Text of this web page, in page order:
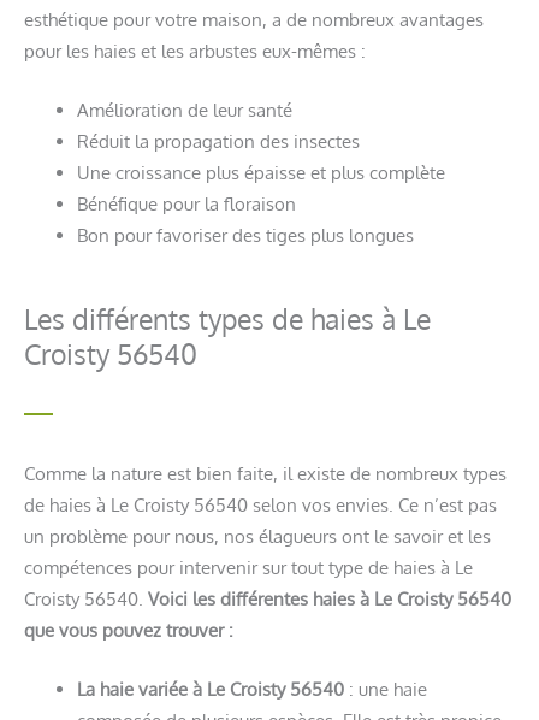
esthétique pour votre maison, a de nombreux avantages
pour les haies et les arbustes eux-mêmes :
Amélioration de leur santé
Réduit la propagation des insectes
Une croissance plus épaisse et plus complète
Bénéfique pour la floraison
Bon pour favoriser des tiges plus longues
Les différents types de haies à Le
Croisty 56540
Comme la nature est bien faite, il existe de nombreux types
de haies à Le Croisty 56540 selon vos envies. Ce n’est pas
un problème pour nous, nos élagueurs ont le savoir et les
compétences pour intervenir sur tout type de haies à Le
Croisty 56540. Voici les différentes haies à Le Croisty 56540
que vous pouvez trouver :
La haie variée à Le Croisty 56540: une haie